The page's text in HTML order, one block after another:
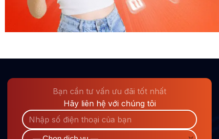
Bạn cần tư vấn ưu đãi tốt nhất
Hãy liên hệ với chúng tôi